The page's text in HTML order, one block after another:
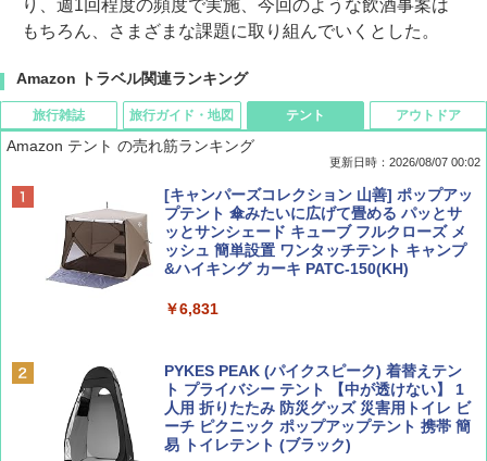
り、週1回程度の頻度で実施、今回のような飲酒事案は
もちろん、さまざまな課題に取り組んでいくとした。
Amazon トラベル関連ランキング
旅行雑誌
ディズニーファン ２０２６年 ９月号 [雑
誌] (ＤＩＳＮＥＹ ＦＡＮ)
￥713
￥1,500
旅行ガイド・地図
D40 地球の歩き方 チェンマイ タイ北部の魅
力的な町 2026～2027 地球の歩き方D アジア
￥2,079
￥2,479
テント
Amazon テント の売れ筋ランキング
更新日時：2026/08/07 00:02
[キャンパーズコレクション 山善] ポップアッ
プテント 傘みたいに広げて畳める パッとサ
ッとサンシェード キューブ フルクローズ メ
ッシュ 簡単設置 ワンタッチテント キャンプ
&ハイキング カーキ PATC-150(KH)
￥6,831
PYKES PEAK (パイクスピーク) 着替えテン
ト プライバシー テント 【中が透けない】 1
人用 折りたたみ 防災グッズ 災害用トイレ ビ
ーチ ピクニック ポップアップテント 携帯 簡
易 トイレテント (ブラック)
アウトドア